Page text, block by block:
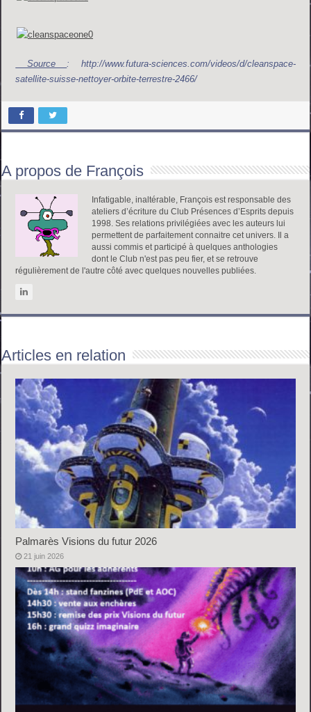
Source : http://www.futura-sciences.com/videos/d/cleanspace-
satellite-suisse-nettoyer-orbite-terrestre-2466/
A propos de François
Infatigable, inaltérable, François est responsable des
ateliers d’écriture du Club Présences d’Esprits depuis
1998. Ses relations privilégiées avec les auteurs lui
permettent de parfaitement connaitre cet univers. Il a
aussi commis et participé à quelques anthologies
dont le Club n'est pas peu fier, et se retrouve
régulièrement de l'autre côté avec quelques nouvelles publiées.
Articles en relation
Palmarès Visions du futur 2026
21 juin 2026